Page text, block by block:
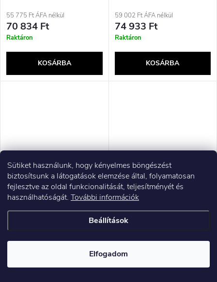
Sütiket használunk, hogy kényelmes böngészést
biztosítsunk a látogatások elemzése által, folyamatosan
fejlesztve az oldal funkcionalitását, teljesítményét és
használhatóságát. További információk
Beállítások
Elfogadom
55 775 Ft ÁFA nélkül
70 834 Ft
Raktáron
KOSÁRBA
59 002 Ft ÁFA nélkül
74 933 Ft
Raktáron
KOSÁRBA
Shure MV7-X mikrofon Fekete
Sennheiser MMD 935-1 BK -
dinamikus mikrofonkapszula
kardioid karakterisztikával
59 790 Ft ÁFA nélkül